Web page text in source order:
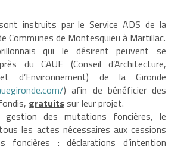
instruits par le Service ADS de la
Communes de Montesquieu à Martillac.
qui le désirent peuvent se
du CAUE (Conseil d’Architecture,
et d’Environnement) de la Gironde
) afin de bénéficier des
gratuitssur leur projet.
gestion des mutations foncières, le
les actes nécessaires aux cessions
foncières : déclarations d’intention